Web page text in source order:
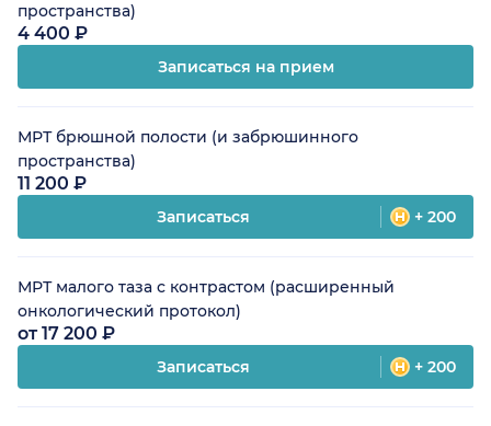
пространства)
4 400 ₽
Записаться на прием
МРТ брюшной полости (и забрюшинного
пространства)
11 200 ₽
Записаться + 200
МРТ малого таза с контрастом (расширенный
онкологический протокол)
от 17 200 ₽
Записаться + 200